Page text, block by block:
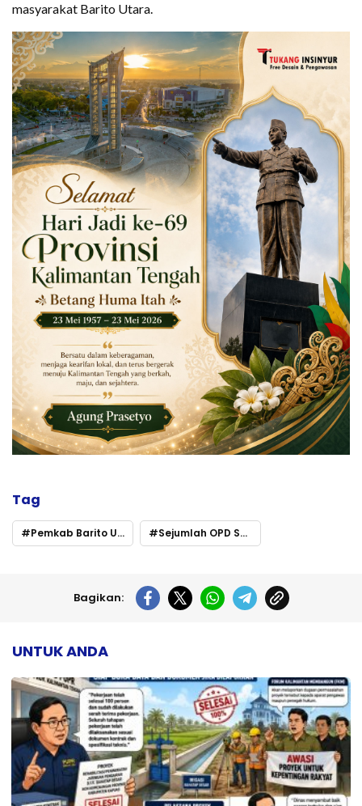
masyarakat Barito Utara.
Tag
Pemkab Barito Utara Genjot Penyerapan Anggaran 2025 Sejumlah OPD Sudah Capai di Atas 60 Persen
Bagikan:
UNTUK ANDA